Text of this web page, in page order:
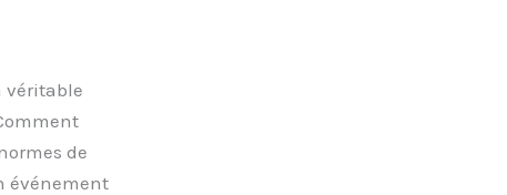
véritable
de
événement